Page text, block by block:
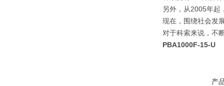
另外，从2005年起
现在，围绕社会发
对于科索来说，不
PBA1000F-15-U
产